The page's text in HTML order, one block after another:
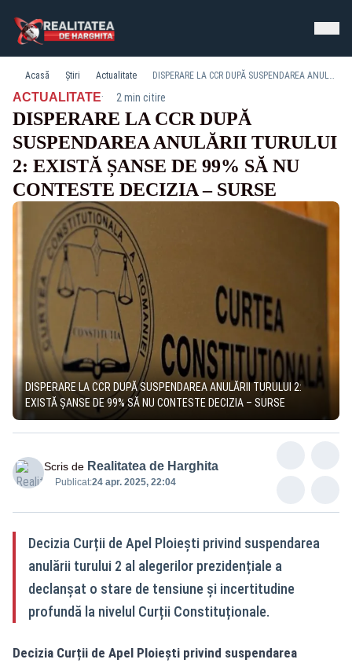
Acasă Știri Actualitate DISPERARE LA CCR DUPĂ SUSPENDAREA ANULĂRII TURULUI 2: EXISTĂ ȘANSE DE 99% SĂ NU CONTESTE DECIZIA – SURSE
ACTUALITATE· 2 min citire
DISPERARE LA CCR DUPĂ
SUSPENDAREA ANULĂRII TURULUI
2: EXISTĂ ȘANSE DE 99% SĂ NU
CONTESTE DECIZIA – SURSE
DISPERARE LA CCR DUPĂ SUSPENDAREA ANULĂRII TURULUI 2:
EXISTĂ ȘANSE DE 99% SĂ NU CONTESTE DECIZIA – SURSE
Scris de Realitatea de Harghita
Publicat:24 apr. 2025, 22:04
Decizia Curții de Apel Ploiești privind suspendarea
anulării turului 2 al alegerilor prezidențiale a
declanșat o stare de tensiune și incertitudine
profundă la nivelul Curții Constituționale.
Decizia Curții de Apel Ploiești privind suspendarea